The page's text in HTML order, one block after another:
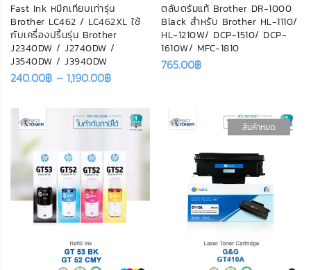
Fast Ink หมึกเทียบเท่ารุ่น
Brother LC462 / LC462XL ใช้
กับเครื่องปริ้นรุ่น Brother
J2340DW / J2740DW /
J3540DW / J3940DW
240.00฿ – 1,190.00฿
ตลับดรัมแท้ Brother DR-1000
Black สำหรับ Brother HL-1110/
HL-1210W/ DCP-1510/ DCP-
1610W/ MFC-1810
765.00฿
สินค้าหมด